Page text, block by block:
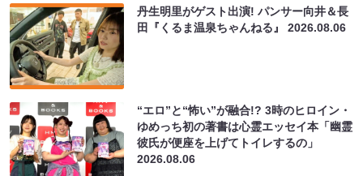
丹生明里がゲスト出演! パンサー向井＆長
田『くるま温泉ちゃんねる』2026.08.06
“エロ”と“怖い”が融合!? 3時のヒロイン・
ゆめっち初の著書は心霊エッセイ本「幽霊
彼氏が便座を上げてトイレするの」
2026.08.06